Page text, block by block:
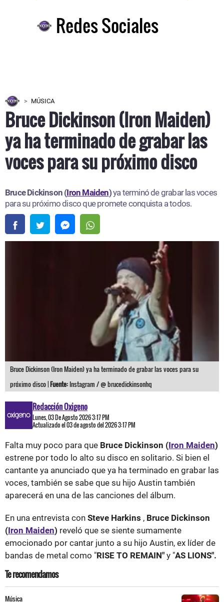
Redes Sociales
MÚSICA
Bruce Dickinson (Iron Maiden)
ya ha terminado de grabar las
voces para su próximo disco
Bruce Dickinson (Iron Maiden)ya terminó de grabar las voces
para su próximo disco que promete conquista a todos.
Bruce Dickinson (Iron Maiden) ya ha terminado de grabar las voces para su
próximo disco |Fuente: Instagram / @ brucedickinsonhq
Redacción Oxigeno
Lunes, 03 De Agosto 2026 3:17 PM
Actualizado el 03 de agosto del 2026 3:17 PM
Falta muy poco para que Bruce Dickinson (Iron Maiden)
estrene por todo lo alto su disco en solitario. Si bien el
cantante ya anunciado que ya ha terminado en grabar las
voces, también se sabe que su hijo Austin también
aparecerá en una de las canciones del álbum.
En una entrevista con Steve Harkins , Bruce Dickinson
(Iron Maiden) reveló que se siente sumamente
emocionado por cantar junto a su hijo Austin, ex líder de
bandas de metal como "RISE TO REMAIN" y "AS LIONS".
Te recomendamos
Música